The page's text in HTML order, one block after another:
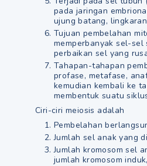
pada jaringan
ujung batang,
Tujuan pembelahan
memperbanyak sel-
perbaikan sel yang
Tahapan-tahapan
profase, metafase,
kemudian kembali ke
membentuk suatu
Ciri-ciri meiosis adalah
Pembelahan
Jumlah sel anak yang
Jumlah kromosom sel
jumlah kromosom